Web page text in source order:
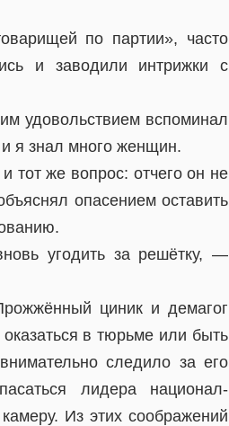
по партии», часто
и заводили интрижки с
удовольствием вспоминал
я знал много женщин.
тот же вопрос: отчего он не
опасением оставить
угодить за решётку, —
циник и демагог
в тюрьме или быть
следило за его
лидера национал-
Из этих соображений